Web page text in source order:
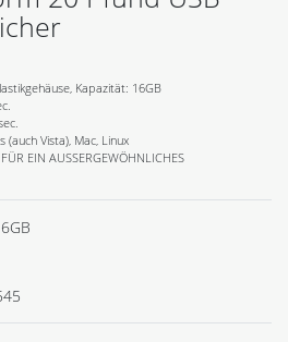
Kapazität: 16GB
(auch Vista), Mac, Linux
EIN AUSSERGEWÖHNLICHES